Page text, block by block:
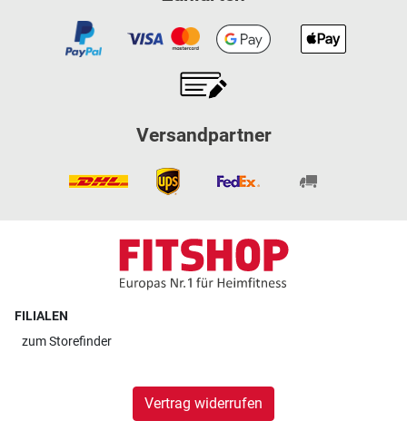
Versandpartner
FILIALEN
zumStorefinder
Vertrag widerrufen